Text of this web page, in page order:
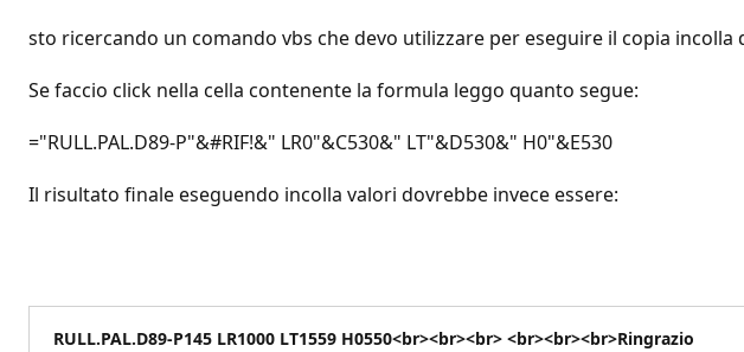
sto ricercando un comando vbs che devo utilizzare per eseguire il copia
Se faccio click nella cella contenente la formula leggo quanto segue:
="RULL.PAL.D89-P"&#RIF!&" LR0"&C530&" LT"&D530&" H0"&E530
Il risultato finale eseguendo incolla valori dovrebbe invece essere:
RULL.PAL.D89-P145 LR1000 LT1559 H0550<br><br><br> <br><br><br>Ringrazio